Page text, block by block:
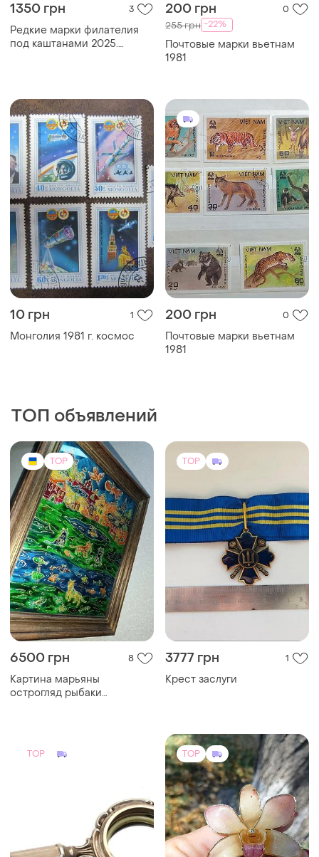
1350 грн 3
Редкие марки филателия
под каштанами 2025.
200 грн 0
255 грн -22%
Почтовые марки вьетнам
1981
10 грн 1
Монголия 1981 г. космос
200 грн 0
Почтовые марки вьетнам
1981
ТОП объявлений
TOP
6500 грн 8
Картина марьяны
острогляд рыбаки
TOP
3777 грн 1
Крест заслуги
TOP TOP